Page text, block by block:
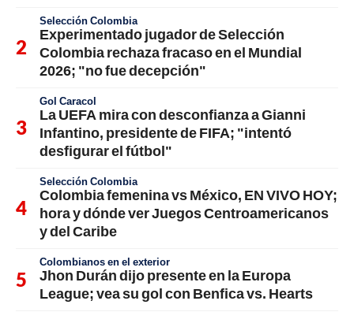
Selección Colombia
Experimentado jugador de Selección
Colombia rechaza fracaso en el Mundial
2026; "no fue decepción"
Gol Caracol
La UEFA mira con desconfianza a Gianni
Infantino, presidente de FIFA; "intentó
desfigurar el fútbol"
Selección Colombia
Colombia femenina vs México, EN VIVO HOY;
hora y dónde ver Juegos Centroamericanos
y del Caribe
Colombianos en el exterior
Jhon Durán dijo presente en la Europa
League; vea su gol con Benfica vs. Hearts